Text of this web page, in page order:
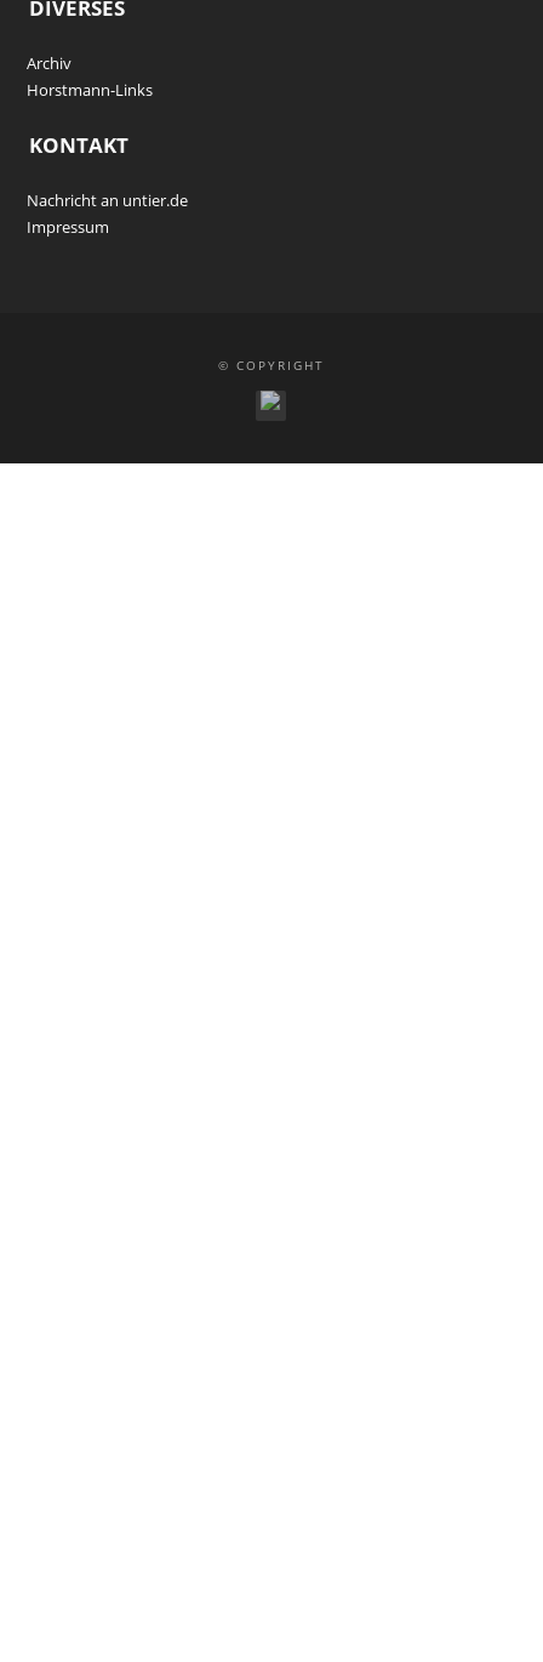
DIVERSES
Archiv
Horstmann-Links
KONTAKT
Nachricht an untier.de
Impressum
© COPYRIGHT